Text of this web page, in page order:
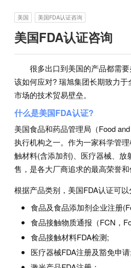
美国 美国FDA认证咨询
美国FDA认证咨询
很多出口到美国的产品都需
该如何应对? 瑞旭集团长期致力
市场的技术贸易壁垒。
什么是美国FDA认证?
美国食品和药品管理局（Food
执行机构之一。作为一家科学管
触材料(含添加剂)、医疗器械、
售，是各大厂商追求的最高荣誉和
根据产品类别，美国FDA认证可以
食品及食品添加剂企业注册
食品接触物质通报（FCN，
食品接触材料FDA检测;
医疗器械FDA注册及豁免申请;